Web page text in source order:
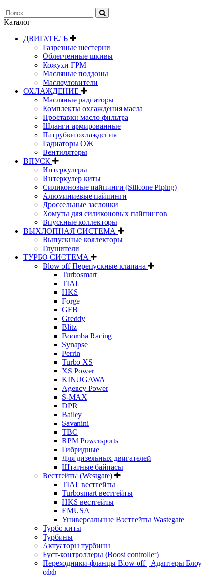
Каталог
ДВИГАТЕЛЬ
Разрезные шестерни
Облегченные шкивы
Кожухи ГРМ
Масляные поддоны
Маслоуловители
ОХЛАЖДЕНИЕ
Масляные радиаторы
Комплекты охлаждения масла
Проставки масло фильтра
Шланги армированные
Патрубки охлаждения
Радиаторы ОЖ
Вентиляторы
ВПУСК
Интеркулеры
Интеркулер киты
Силиконовые пайпинги (Silicone Piping)
Алюминиевые пайпинги
Дроссельные заслонки
Хомуты для силиконовых пайпингов
Впускные коллекторы
ВЫХЛОПНАЯ СИСТЕМА
Выпускные коллекторы
Глушители
ТУРБО СИСТЕМА
Blow off Перепускные клапана
Turbosmart
TIAL
HKS
Forge
GFB
Greddy
Blitz
Boomba Racing
Synapse
Perrin
Turbo XS
XS Power
KINUGAWA
Agency Power
S-MAX
DPR
Bailey
Savanini
TBO
RPM Powersports
Гибридные
Для дизельных двигателей
Штатные байпасы
Вестгейты (Westgate)
TIAL вестгейты
Turbosmart вестгейты
HKS вестгейты
EMUSA
Универсальные Вэстгейты Wastegate
Турбо киты
Турбины
Актуаторы турбины
Буст-контроллеры (Boost controller)
Переходники-фланцы Blow off | Адаптеры Блоу
офф